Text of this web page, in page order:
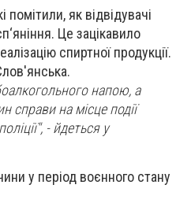
як відвідувачі
Це зацікавило
спиртної продукції.
напою, а
справи на місце події
- йдеться у
у період воєнного стану